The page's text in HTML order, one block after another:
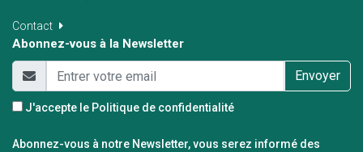
Contact
Abonnez-vous à la Newsletter
Envoyer
J'accepte le Politique de confidentialité
Abonnez-vous à notre Newsletter, vous serez informé des